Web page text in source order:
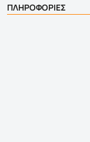
ΠΛΗΡΟΦΟΡΙΕΣ